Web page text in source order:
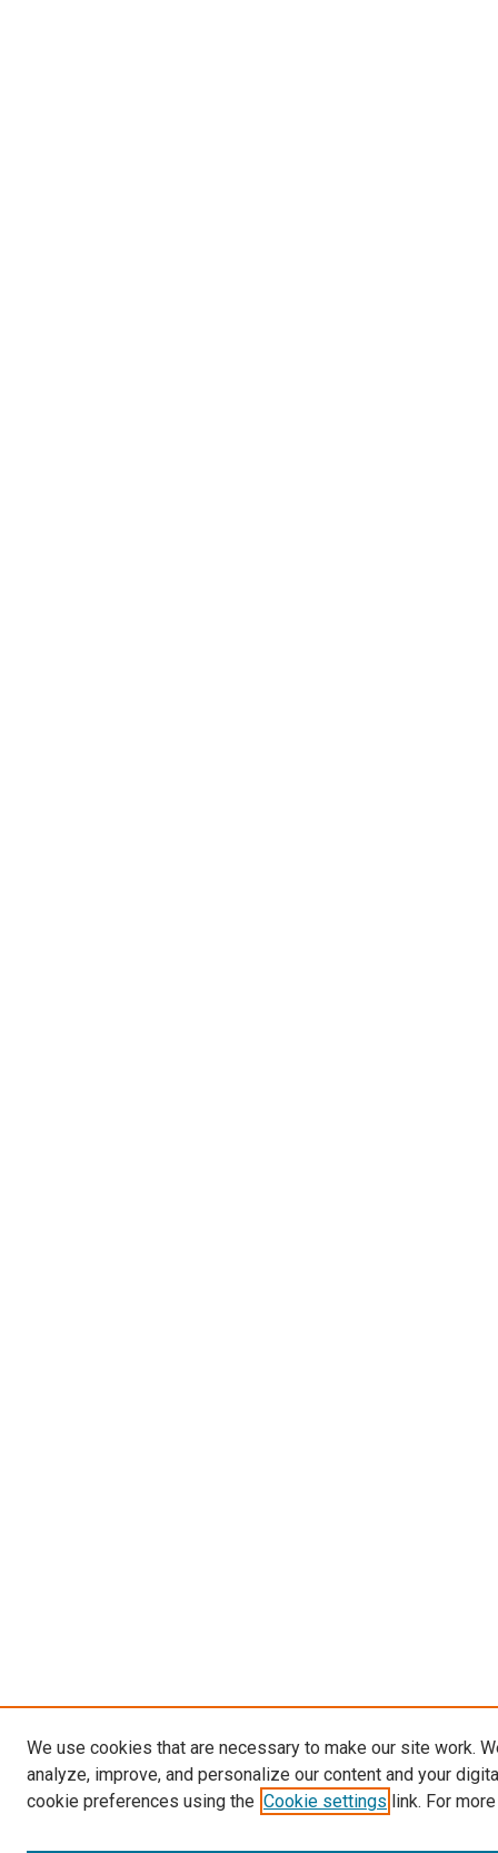
We use cookies that are necessary to make our site work.
analyze, improve, and personalize our content and your
cookie preferences using the Cookie settings link. For